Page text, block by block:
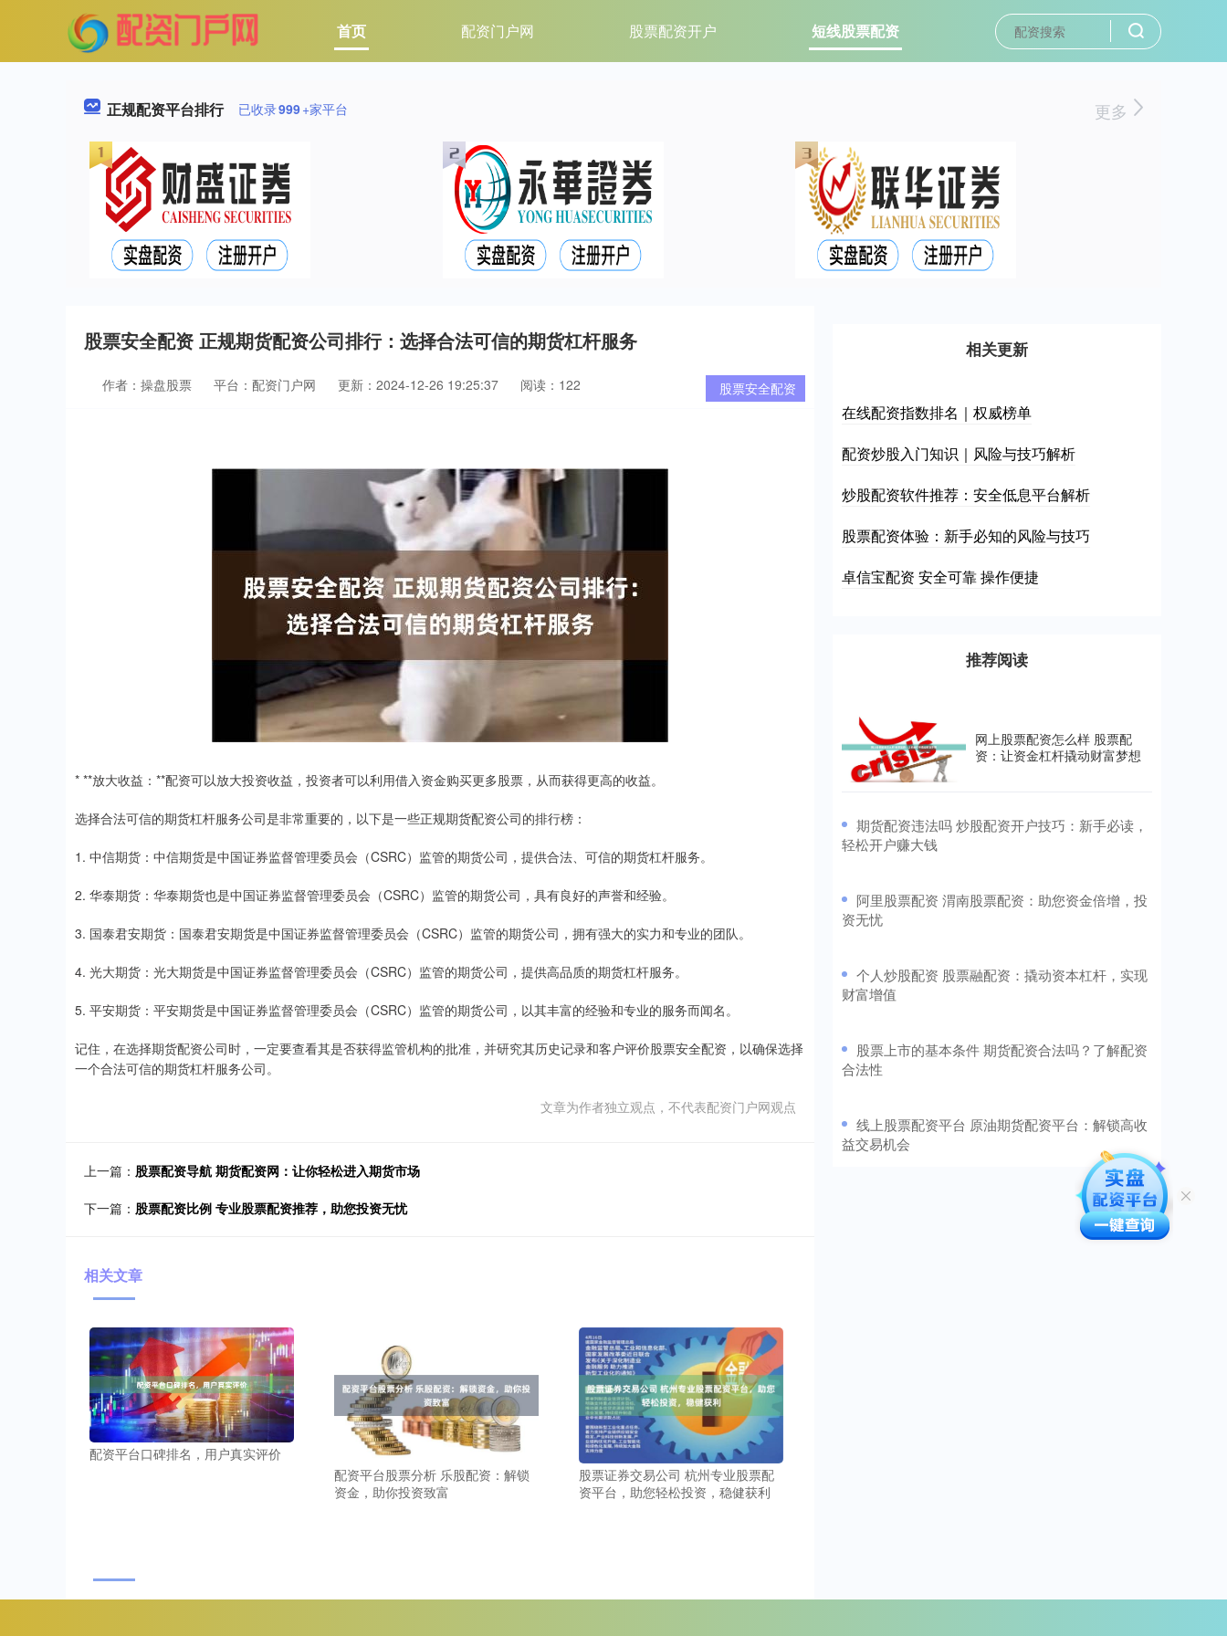
首页 配资门户网 股票配资开户 短线股票配资
正规配资平台排行 已收录999+家平台 更多
股票安全配资 正规期货配资公司排行：选择合法可信的期货杠杆服务
股票安全配资
作者：操盘股票 平台：配资门户网 更新：2024-12-26 19:25:37 阅读：122
* **放大收益：**配资可以放大投资收益，投资者可以利用借入资金购买更多股票，从而获得更高的收益。
选择合法可信的期货杠杆服务公司是非常重要的，以下是一些正规期货配资公司的排行榜：
1. 中信期货：中信期货是中国证券监督管理委员会（CSRC）监管的期货公司，提供合法、可信的期货杠杆服务。
2. 华泰期货：华泰期货也是中国证券监督管理委员会（CSRC）监管的期货公司，具有良好的声誉和经验。
3. 国泰君安期货：国泰君安期货是中国证券监督管理委员会（CSRC）监管的期货公司，拥有强大的实力和专业的团队。
4. 光大期货：光大期货是中国证券监督管理委员会（CSRC）监管的期货公司，提供高品质的期货杠杆服务。
5. 平安期货：平安期货是中国证券监督管理委员会（CSRC）监管的期货公司，以其丰富的经验和专业的服务而闻名。
记住，在选择期货配资公司时，一定要查看其是否获得监管机构的批准，并研究其历史记录和客户评价股票安全配资，以确保选择
一个合法可信的期货杠杆服务公司。
文章为作者独立观点，不代表配资门户网观点
上一篇： 股票配资导航 期货配资网：让你轻松进入期货市场
下一篇： 股票配资比例 专业股票配资推荐，助您投资无忧
相关文章
配资平台口碑排名，用户真实评价
配资平台股票分析 乐股配资：解锁
资金，助你投资致富
股票证券交易公司 杭州专业股票配
资平台，助您轻松投资，稳健获利
相关更新
在线配资指数排名｜权威榜单
配资炒股入门知识｜风险与技巧解析
炒股配资软件推荐：安全低息平台解析
股票配资体验：新手必知的风险与技巧
卓信宝配资 安全可靠 操作便捷
推荐阅读
网上股票配资怎么样 股票配
资：让资金杠杆撬动财富梦想
​期货配资违法吗 炒股配资开户技巧：新手必读，
轻松开户赚大钱
​阿里股票配资 渭南股票配资：助您资金倍增，投
资无忧
​个人炒股配资 股票融配资：撬动资本杠杆，实现
财富增值
​股票上市的基本条件 期货配资合法吗？了解配资
合法性
​线上股票配资平台 原油期货配资平台：解锁高收
益交易机会